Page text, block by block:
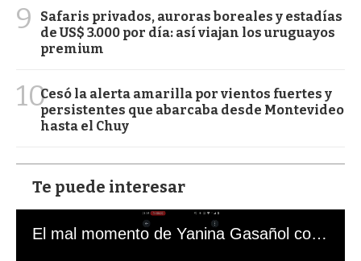
9
Safaris privados, auroras boreales y estadías
de US$ 3.000 por día: así viajan los uruguayos
premium
10Cesó la alerta amarilla por vientos fuertes y
persistentes que abarcaba desde Montevideo
hasta el Chuy
Te puede interesar
El mal momento de Yanina Gasañol con un hincha argentino en "Subrayado"